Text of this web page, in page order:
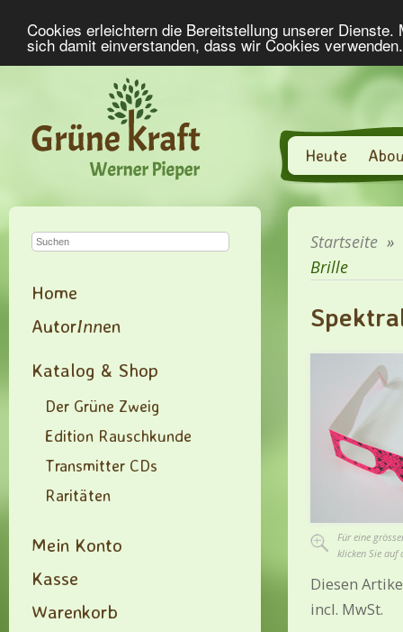
Cookies erleichtern die Bereitstellung unserer
sich damit einverstanden, dass wir Cookies
Heute
Home
AutorInnen
Katalog & Shop
Der Grüne Zweig
Edition Rauschkunde
Transmitter CDs
Raritäten
Mein Konto
Kasse
Warenkorb
Startseite »
Brille
Für eine
klicken Sie auf
Diesen
incl. MwSt.